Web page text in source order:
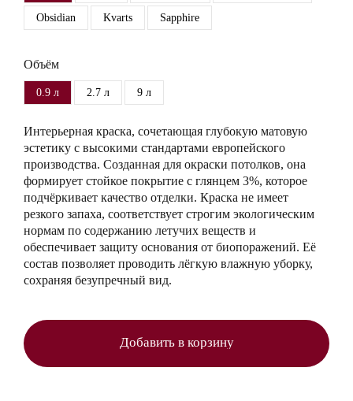
Obsidian Kvarts Sapphire
Объём
0.9 л 2.7 л 9 л
Интерьерная краска, сочетающая глубокую матовую
эстетику с высокими стандартами европейского
производства. Созданная для окраски потолков, она
формирует стойкое покрытие с глянцем 3%, которое
подчёркивает качество отделки. Краска не имеет
резкого запаха, соответствует строгим экологическим
нормам по содержанию летучих веществ и
обеспечивает защиту основания от биопоражений. Её
состав позволяет проводить лёгкую влажную уборку,
сохраняя безупречный вид.
Добавить в корзину